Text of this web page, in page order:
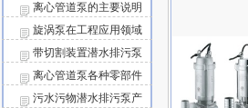
离心管道泵的主要说明
旋涡泵在工程应用领域
带切割装置潜水排污泵
离心管道泵各种零部件
污水污物潜水排污泵产